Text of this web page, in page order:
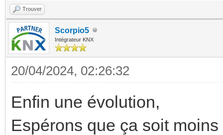
Trouver
Scorpio5
Intégrateur KNX
20/04/2024, 02:26:32
Enfin une évolution,
Espérons que ça soit